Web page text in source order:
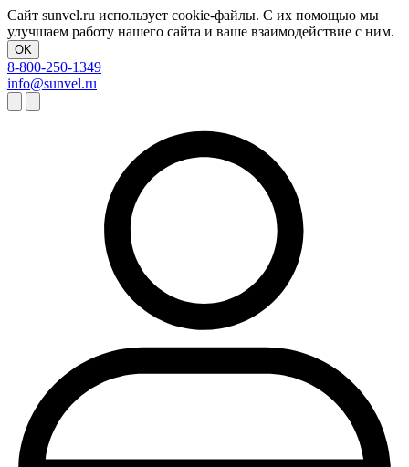
Сайт sunvel.ru использует cookie-файлы. С их помощью мы
улучшаем работу нашего сайта и ваше взаимодействие с ним.
OK
8-800-250-1349
info@sunvel.ru